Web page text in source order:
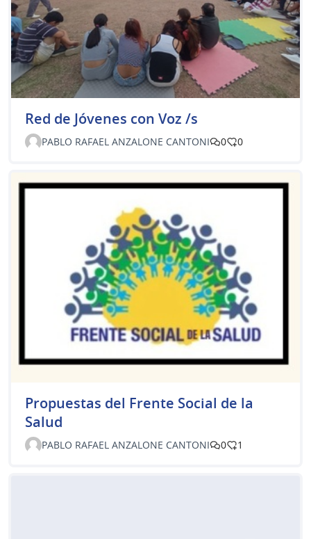
Red de Jóvenes con Voz /s
PABLO RAFAEL ANZALONE CANTONI 0 0
Propuestas del Frente Social de la
Salud
PABLO RAFAEL ANZALONE CANTONI 0 1